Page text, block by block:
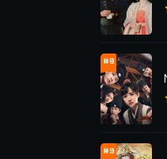
★5.0
Lượt
#8
#9